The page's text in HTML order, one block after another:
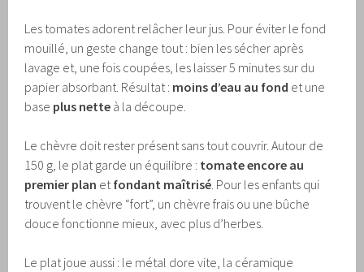
Les tomates adorent relâcher leur jus. Pour éviter le fond
mouillé, un geste change tout : bien les sécher après
lavage et, une fois coupées, les laisser 5 minutes sur du
papier absorbant. Résultat : moins d’eau au fond et une
base plus nette à la découpe.
Le chèvre doit rester présent sans tout couvrir. Autour de
150 g, le plat garde un équilibre : tomate encore au
premier plan et fondant maîtrisé . Pour les enfants qui
trouvent le chèvre “fort”, un chèvre frais ou une bûche
douce fonctionne mieux, avec plus d’herbes.
Le plat joue aussi : le métal dore vite, la céramique